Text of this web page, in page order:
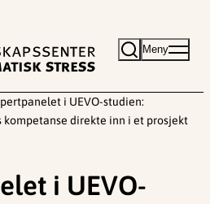
Meny
i UEVO-studien:
kompetanse direkte inn i et prosjekt
i UEVO-